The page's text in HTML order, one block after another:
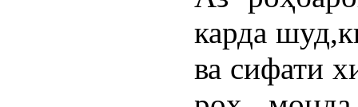
карда
ва сифати